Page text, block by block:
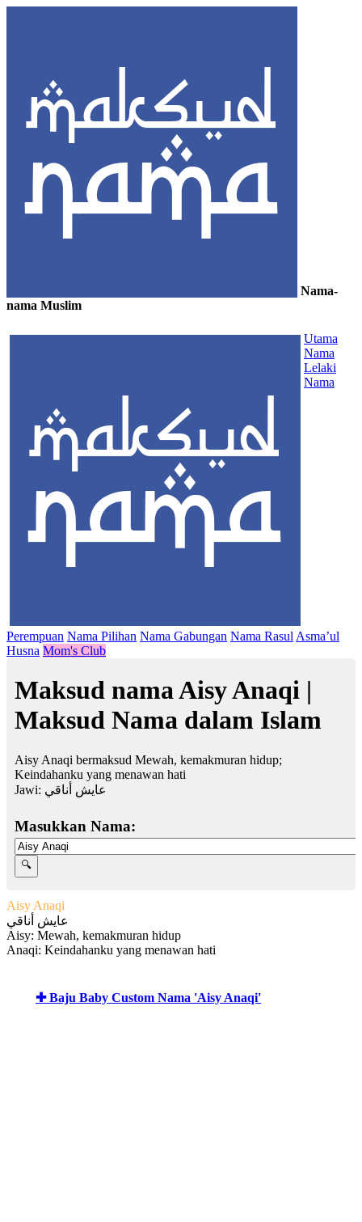
Nama-
nama Muslim
Utama
Nama
Lelaki
Nama
Perempuan Nama Pilihan Nama Gabungan Nama Rasul Asma’ul
Husna Mom's Club
Maksud nama Aisy Anaqi |
Maksud Nama dalam Islam
Aisy Anaqi bermaksud Mewah, kemakmuran hidup;
Keindahanku yang menawan hati
Jawi: عايش أناقي
Masukkan Nama:
Aisy Anaqi
عايش أناقي
Aisy: Mewah, kemakmuran hidup
Anaqi: Keindahanku yang menawan hati
✚ Baju Baby Custom Nama 'Aisy Anaqi'